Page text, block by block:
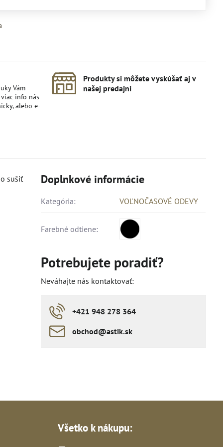
Vám
viac info nás
alebo e-
Produkty si môžete vyskúšať aj v
našej predajni
sušiť
Doplnkové informácie
Kategória: VOĽNOČASOVÉ ODEVY
Farebné odtiene:
Potrebujete poradiť?
Neváhajte nás kontaktovať:
+421 948 278 364
obchod​​@astik​​.sk
Všetko k nákupu: